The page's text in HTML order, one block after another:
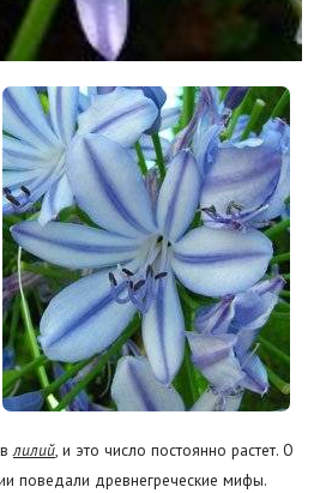
лилий, и это число постоянно растет. О
поведали древнегреческие мифы.